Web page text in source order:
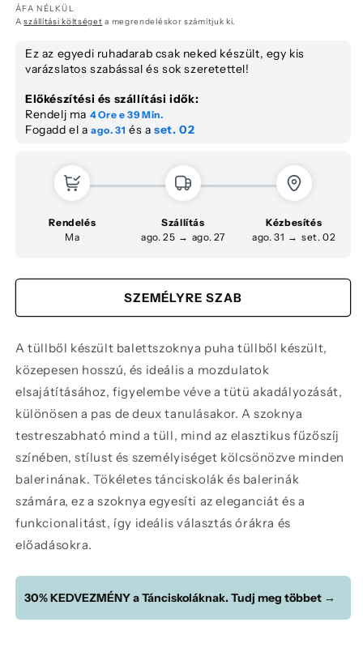
Next Tab
Interface loading...
ÁFA NÉLKÜL
Aszállítási költséget a megrendeléskor számítjuk ki.
Ez az egyedi ruhadarab csak neked készült, egy kis
varázslatos szabással és sok szeretettel!
Előkészítési és szállítási idők:
Rendelj ma 4 Ore e 39 Min.
Fogadd el aago. 31 és aset. 02
Rendelés
Ma
Szállítás
ago. 25 → ago. 27
Kézbesítés
ago. 31 → set. 02
SZEMÉLYRE SZAB
A tüllből készült balettszoknya puha tüllből készült,
közepesen hosszú, és ideális a mozdulatok
elsajátításához, figyelembe véve a tütü akadályozását,
különösen a pas de deux tanulásakor. A szoknya
testreszabható mind a tüll, mind az elasztikus fűzőszíj
színében, stílust és személyiséget kölcsönözve minden
balerinának. Tökéletes tánciskolák és balerinák
számára, ez a szoknya egyesíti az eleganciát és a
funkcionalitást, így ideális választás órákra és
előadásokra.
30% KEDVEZMÉNY a Tánciskoláknak. Tudj meg többet →